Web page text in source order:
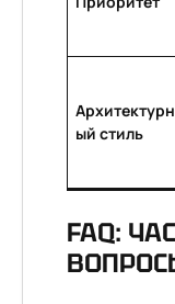
Архитектурн
ый стиль
FAQ: